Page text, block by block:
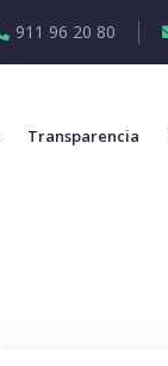
911 96 20 80
Transparencia